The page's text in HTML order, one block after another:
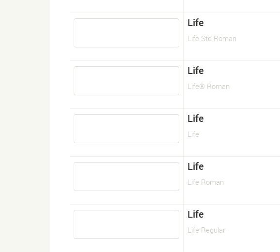
Life
Life Std Roman
Life
Life® Roman
Life
Life
Life
Life Roman
Life
Life Regular